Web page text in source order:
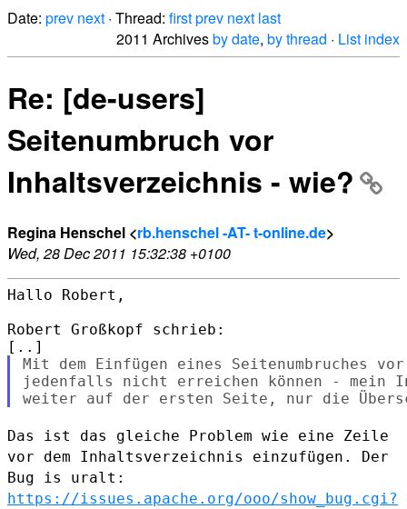
Date: prev next · Thread: firstprev next last
2011 Archivesby date, by thread · List index
Re: [de-users]
Seitenumbruch vor
Inhaltsverzeichnis - wie?
Regina Henschel <rb.henschel -AT- t-online.de>
Wed, 28 Dec 2011 15:32:38 +0100
Hallo Robert,
Robert Großkopf schrieb:
Mit dem Einfügen eines Seitenumbruches
jedenfalls nicht erreichen können - mein
Das ist das gleiche Problem wie eine Zeile
vor dem Inhaltsverzeichnis einzufügen. Der
Bug is uralt:
https://issues.apache.org/ooo/show_bug.cgi?